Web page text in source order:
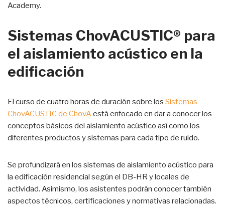
Academy.
Sistemas ChovACUSTIC® para
el aislamiento acústico en la
edificación
El curso de cuatro horas de duración sobre los Sistemas
ChovACUSTIC de ChovAestá enfocado en dar a conocer los
conceptos básicos del aislamiento acústico así como los
diferentes productos y sistemas para cada tipo de ruido.
Se profundizará en los sistemas de aislamiento acústico para
la edificación residencial según el DB-HR y locales de
actividad. Asimismo, los asistentes podrán conocer también
aspectos técnicos, certificaciones y normativas relacionadas.